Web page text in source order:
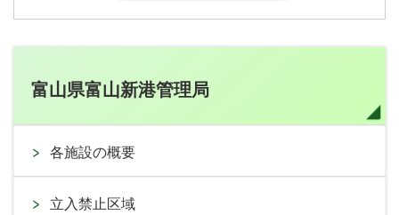
富山県富山新港管理局
各施設の概要
立入禁止区域